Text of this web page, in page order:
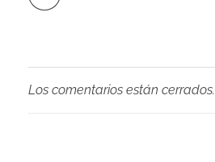
Los comentarios están cerrados.